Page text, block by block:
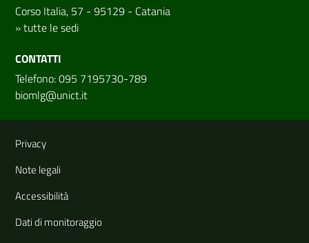
Corso Italia, 57 - 95129 - Catania
»tutte le sedi
CONTATTI
Telefono: 095 7195730-789
biomlg@unict.it
Link e informazioni utili
Privacy
Note legali
Accessibilità
Dati di monitoraggio